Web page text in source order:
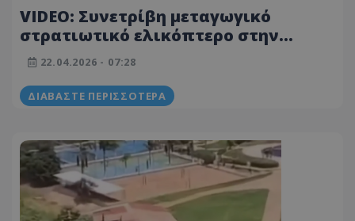
VIDEO: Συνετρίβη μεταγωγικό
στρατιωτικό ελικόπτερο στην
22.04.2026 - 07:28
ΔΙΑΒΆΣΤΕ ΠΕΡΙΣΣΌΤΕΡΑ